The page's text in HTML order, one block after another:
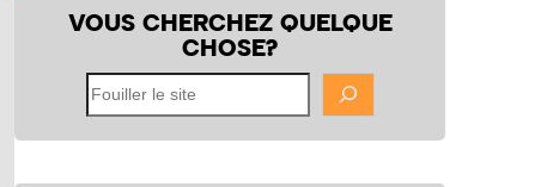
VOUS CHERCHEZ QUELQUE
CHOSE?
Fouiller
le
site